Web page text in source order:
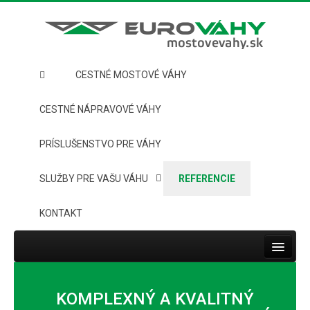
CESTNÉ MOSTOVÉ VÁHY
CESTNÉ NÁPRAVOVÉ VÁHY
PRÍSLUŠENSTVO PRE VÁHY
SLUŽBY PRE VAŠU VÁHU REFERENCIE
KONTAKT
Toggle
CESTNÉ MOSTOVÉ VÁHY
KOMPLEXNÝ A KVALITNÝ